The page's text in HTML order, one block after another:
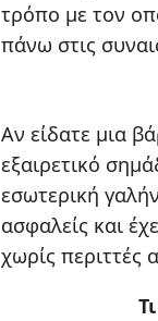
τρόπο με τον
πάνω στις
Αν είδατε μια
εξαιρετικό
εσωτερική
ασφαλείς και
χωρίς περιττές